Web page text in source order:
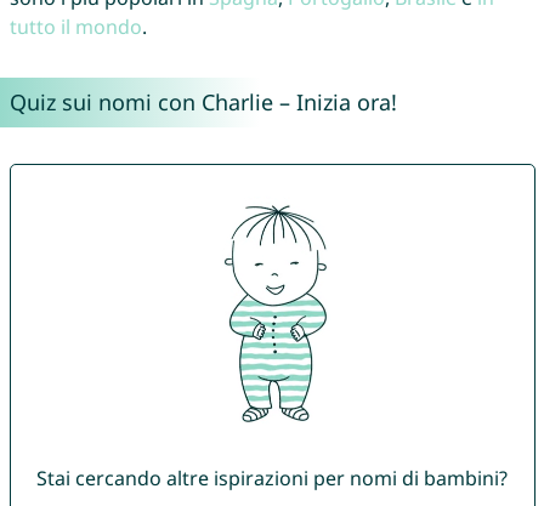
tutto il mondo.
Quiz sui nomi con Charlie – Inizia ora!
Stai cercando altre ispirazioni per nomi di bambini?